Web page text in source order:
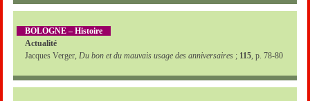
BOLOGNE – Histoire
Actualité
Jacques Verger, Du bon et du mauvais usage des anniversaires ; 115 , p. 78-80